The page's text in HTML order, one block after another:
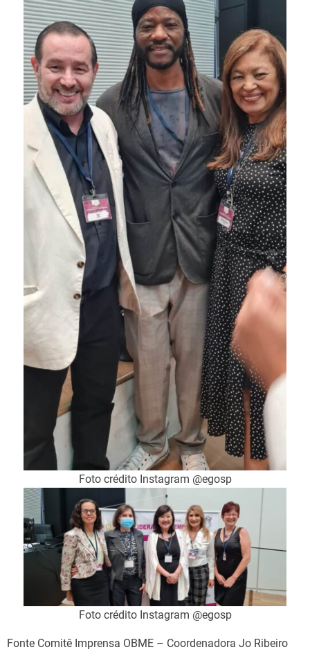
Foto crédito Instagram @egosp
Foto crédito Instagram @egosp
Fonte Comitê Imprensa OBME – Coordenadora Jo Ribeiro